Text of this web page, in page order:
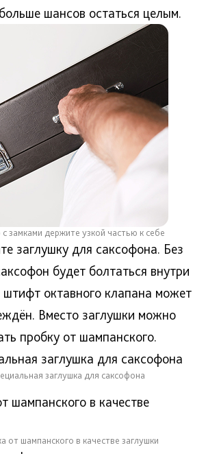
шансов остаться целым.
замками держите узкой частью к себе
заглушку для саксофона. Без
будет болтаться внутри
октавного клапана может
Вместо заглушки можно
пробку от шампанского.
заглушка для саксофона
от шампанского в качестве заглушки